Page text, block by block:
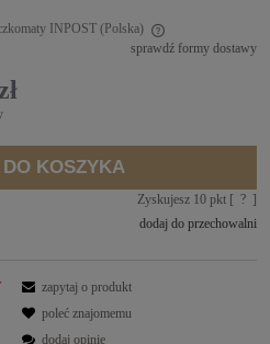
INPOST (Polska)
sprawdź formy dostawy
DO KOSZYKA
Zyskujesz 10pkt [ ? ]
dodaj do przechowalni
zapytaj o produkt
poleć znajomemu
dodaj opinię